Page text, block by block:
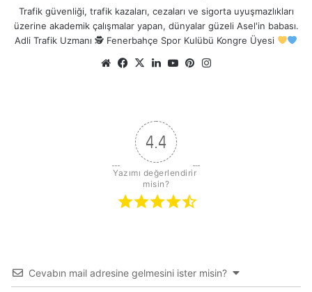
Trafik güvenliği, trafik kazaları, cezaları ve sigorta uyuşmazlıkları
üzerine akademik çalışmalar yapan, dünyalar güzeli Asel'in babası.
Adli Trafik Uzmanı 🕵Fenerbahçe Spor Kulübü Kongre Üyesi
Web Facebook
X LinkedIn
YouTubePinterest
4.4
Yazımı değerlendirir
misin?
Cevabın mail adresine gelmesini ister misin?